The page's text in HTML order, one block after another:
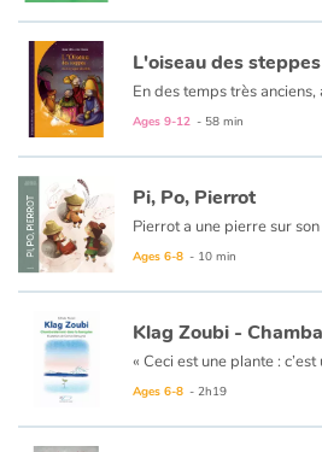
L'oiseau des steppes
Ages 9-12 - 58 min
Pi, Po, Pierrot
Ages 6-8 - 10 min
Ages 6-8 - 2h19